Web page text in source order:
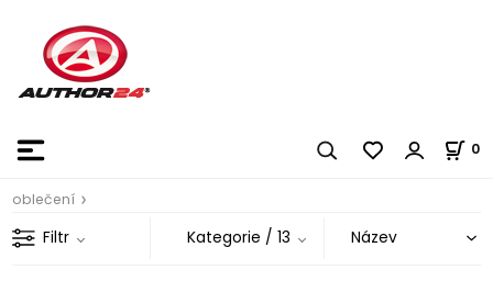
0
oblečení
Filtr Kategorie / 13